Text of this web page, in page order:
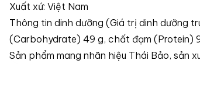
Xuất xứ: Việt Nam
Thông tin dinh dưỡng (Giá trị dinh dưỡng
(Carbohydrate) 49 g, chất đạm (Protein)
Sản phẩm mang nhãn hiệu Thái Bảo, sản